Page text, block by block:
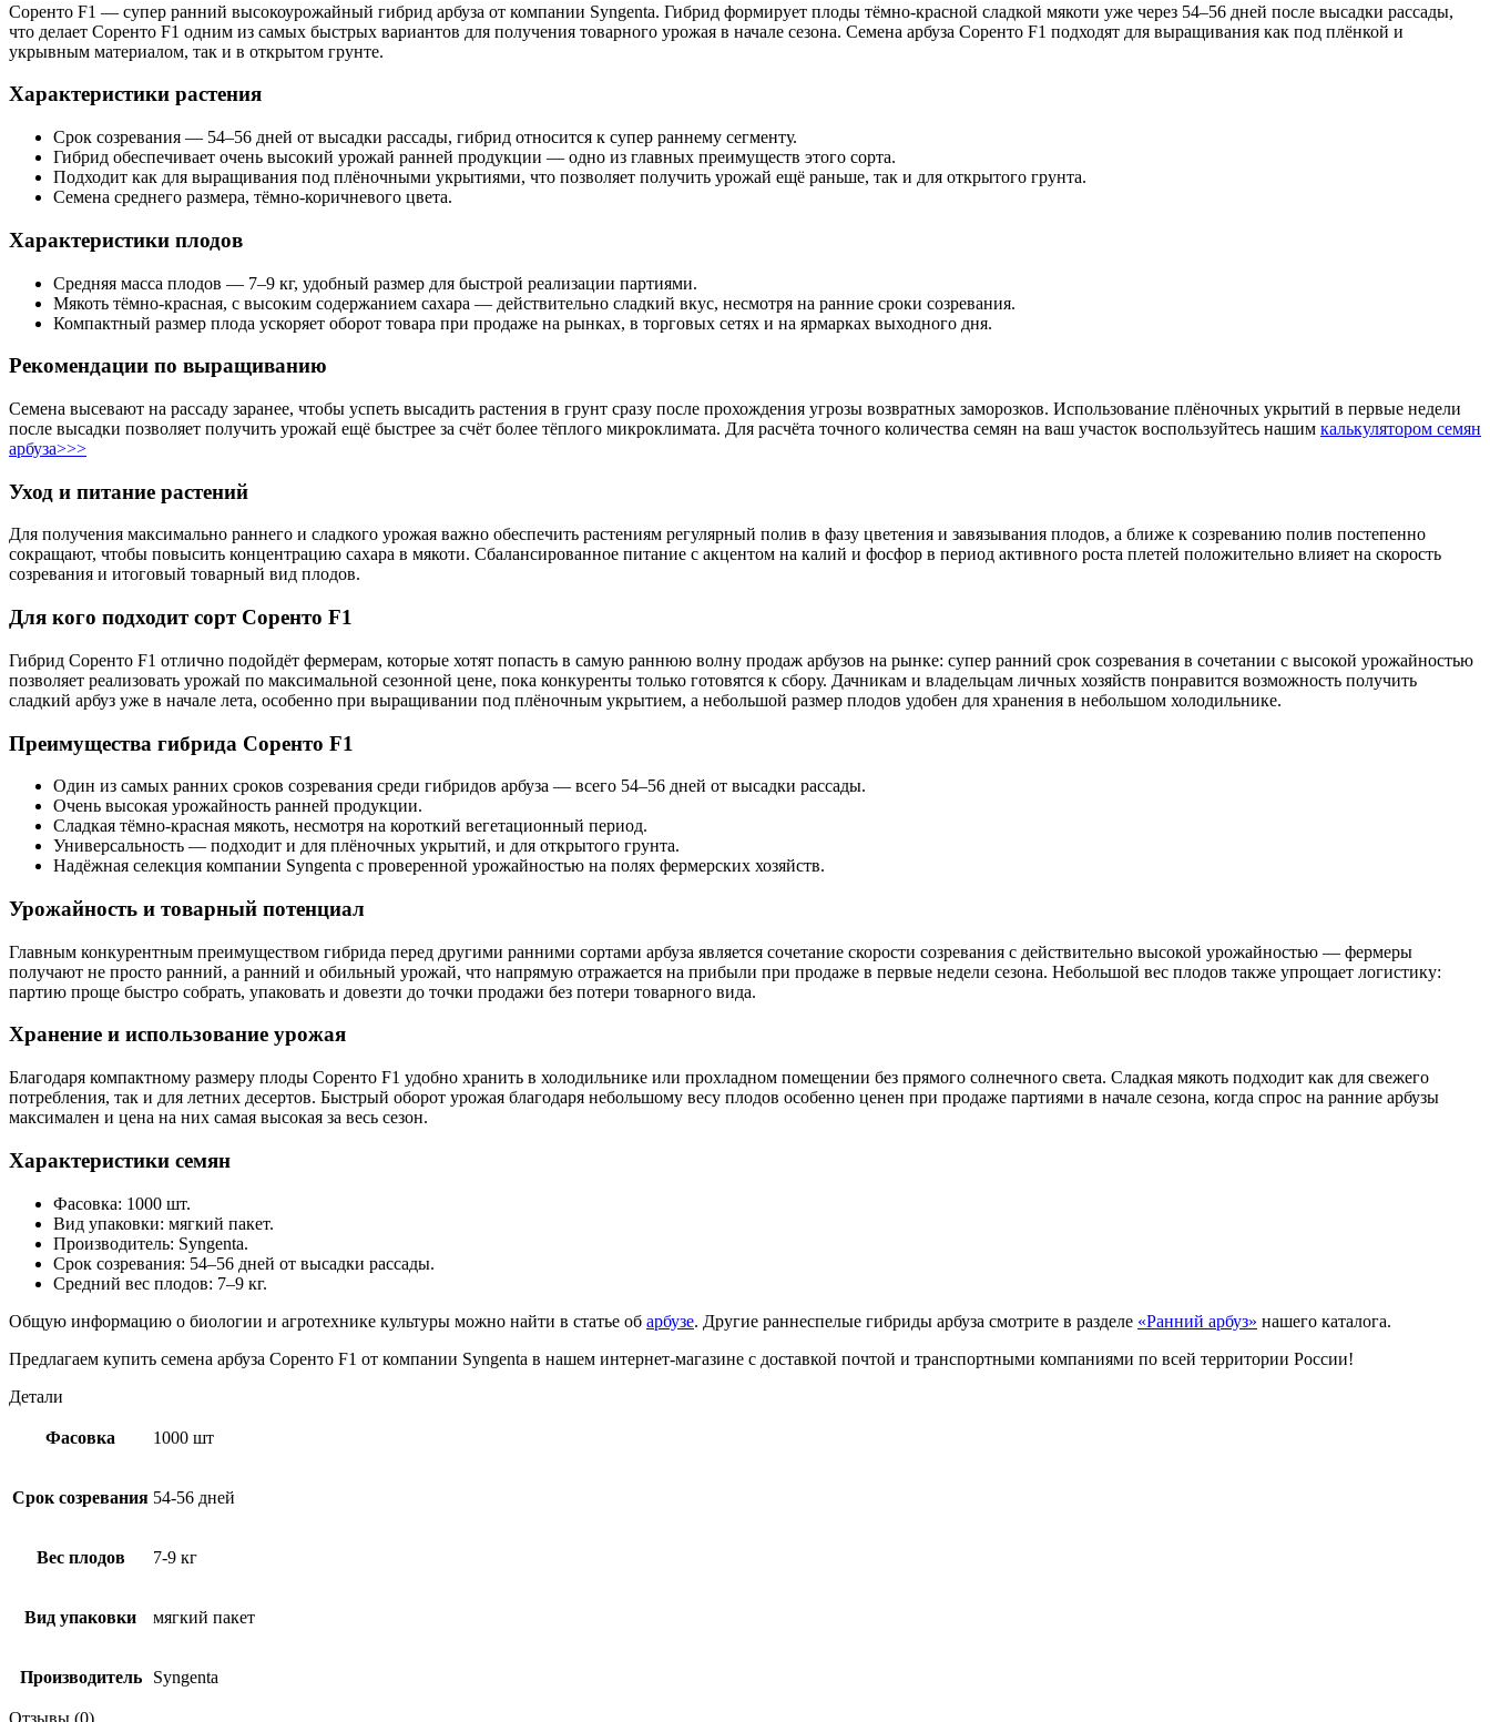
Соренто F1 — супер ранний высокоурожайный гибрид арбуза от компании Syngenta. Гибрид формирует плоды тёмно-красной сладкой мякоти уже через 54–56 дней после высадки рассады,
что делает Соренто F1 одним из самых быстрых вариантов для получения товарного урожая в начале сезона. Семена арбуза Соренто F1 подходят для выращивания как под плёнкой и
укрывным материалом, так и в открытом грунте.
Характеристики растения
Срок созревания — 54–56 дней от высадки рассады, гибрид относится к супер раннему сегменту.
Гибрид обеспечивает очень высокий урожай ранней продукции — одно из главных преимуществ этого сорта.
Подходит как для выращивания под плёночными укрытиями, что позволяет получить урожай ещё раньше, так и для открытого грунта.
Семена среднего размера, тёмно-коричневого цвета.
Характеристики плодов
Средняя масса плодов — 7–9 кг, удобный размер для быстрой реализации партиями.
Мякоть тёмно-красная, с высоким содержанием сахара — действительно сладкий вкус, несмотря на ранние сроки созревания.
Компактный размер плода ускоряет оборот товара при продаже на рынках, в торговых сетях и на ярмарках выходного дня.
Рекомендации по выращиванию
Семена высевают на рассаду заранее, чтобы успеть высадить растения в грунт сразу после прохождения угрозы возвратных заморозков. Использование плёночных укрытий в первые недели
после высадки позволяет получить урожай ещё быстрее за счёт более тёплого микроклимата. Для расчёта точного количества семян на ваш участок воспользуйтесь нашим калькулятором семян
арбуза>>>
Уход и питание растений
Для получения максимально раннего и сладкого урожая важно обеспечить растениям регулярный полив в фазу цветения и завязывания плодов, а ближе к созреванию полив постепенно
сокращают, чтобы повысить концентрацию сахара в мякоти. Сбалансированное питание с акцентом на калий и фосфор в период активного роста плетей положительно влияет на скорость
созревания и итоговый товарный вид плодов.
Для кого подходит сорт Соренто F1
Гибрид Соренто F1 отлично подойдёт фермерам, которые хотят попасть в самую раннюю волну продаж арбузов на рынке: супер ранний срок созревания в сочетании с высокой урожайностью
позволяет реализовать урожай по максимальной сезонной цене, пока конкуренты только готовятся к сбору. Дачникам и владельцам личных хозяйств понравится возможность получить
сладкий арбуз уже в начале лета, особенно при выращивании под плёночным укрытием, а небольшой размер плодов удобен для хранения в небольшом холодильнике.
Преимущества гибрида Соренто F1
Один из самых ранних сроков созревания среди гибридов арбуза — всего 54–56 дней от высадки рассады.
Очень высокая урожайность ранней продукции.
Сладкая тёмно-красная мякоть, несмотря на короткий вегетационный период.
Универсальность — подходит и для плёночных укрытий, и для открытого грунта.
Надёжная селекция компании Syngenta с проверенной урожайностью на полях фермерских хозяйств.
Урожайность и товарный потенциал
Главным конкурентным преимуществом гибрида перед другими ранними сортами арбуза является сочетание скорости созревания с действительно высокой урожайностью — фермеры
получают не просто ранний, а ранний и обильный урожай, что напрямую отражается на прибыли при продаже в первые недели сезона. Небольшой вес плодов также упрощает логистику:
партию проще быстро собрать, упаковать и довезти до точки продажи без потери товарного вида.
Хранение и использование урожая
Благодаря компактному размеру плоды Соренто F1 удобно хранить в холодильнике или прохладном помещении без прямого солнечного света. Сладкая мякоть подходит как для свежего
потребления, так и для летних десертов. Быстрый оборот урожая благодаря небольшому весу плодов особенно ценен при продаже партиями в начале сезона, когда спрос на ранние арбузы
максимален и цена на них самая высокая за весь сезон.
Характеристики семян
Фасовка: 1000 шт.
Вид упаковки: мягкий пакет.
Производитель: Syngenta.
Срок созревания: 54–56 дней от высадки рассады.
Средний вес плодов: 7–9 кг.
Общую информацию о биологии и агротехнике культуры можно найти в статье об арбузе. Другие раннеспелые гибриды арбуза смотрите в разделе «Ранний арбуз» нашего каталога.
Предлагаем купить семена арбуза Соренто F1 от компании Syngenta в нашем интернет-магазине с доставкой почтой и транспортными компаниями по всей территории России!
Детали
Фасовка 1000 шт
Срок созревания 54-56 дней
Вес плодов 7-9 кг
Вид упаковки мягкий пакет
Производитель Syngenta
Отзывы (0)